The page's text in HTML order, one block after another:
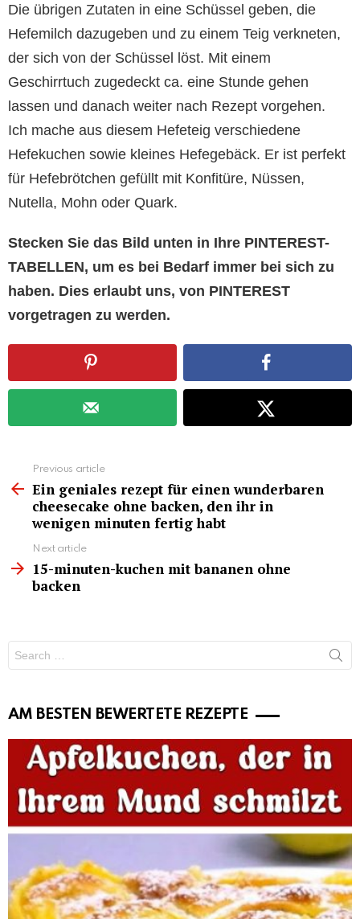
Die übrigen Zutaten in eine Schüssel geben, die
Hefemilch dazugeben und zu einem Teig verkneten,
der sich von der Schüssel löst. Mit einem
Geschirrtuch zugedeckt ca. eine Stunde gehen
lassen und danach weiter nach Rezept vorgehen.
Ich mache aus diesem Hefeteig verschiedene
Hefekuchen sowie kleines Hefegebäck. Er ist perfekt
für Hefebrötchen gefüllt mit Konfitüre, Nüssen,
Nutella, Mohn oder Quark.
Stecken Sie das Bild unten in Ihre PINTEREST-
TABELLEN, um es bei Bedarf immer bei sich zu
haben. Dies erlaubt uns, von PINTEREST
vorgetragen zu werden.
more
Previous article
Ein geniales rezept für einen wunderbaren
cheesecake ohne backen, den ihr in
wenigen minuten fertig habt
Next article
15-minuten-kuchen mit bananen ohne
backen
for:
AM BESTEN BEWERTETE REZEPTE